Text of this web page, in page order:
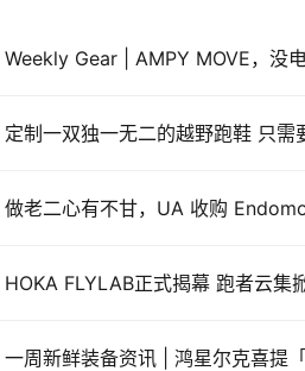
Weekly Gear | AMPY MOVE，没
定制一双独一无二的越野跑鞋 只需
做老二心有不甘，UA 收购
HOKA FLYLAB正式揭幕 跑者云集